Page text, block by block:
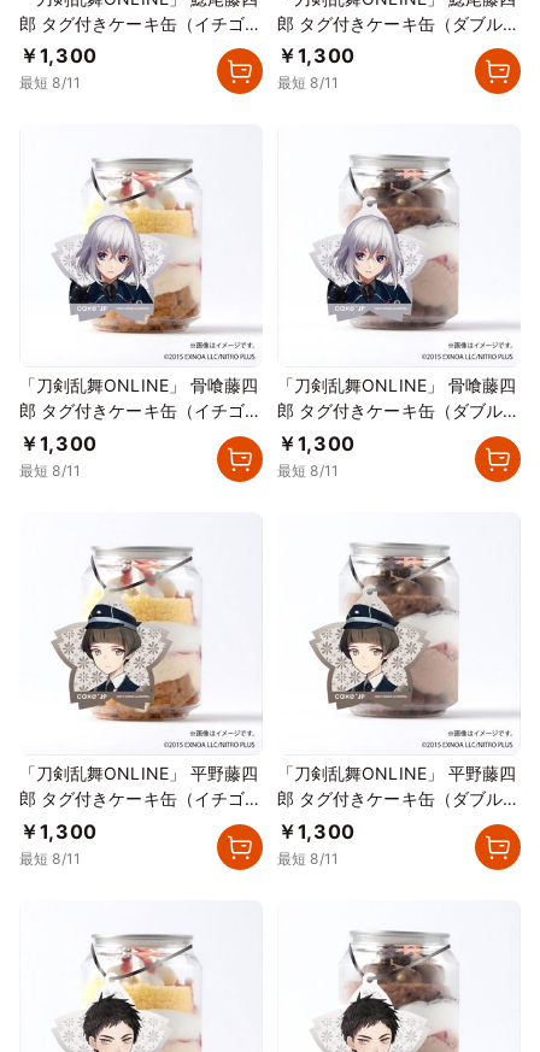
郎 タグ付きケーキ缶（イチゴカ
スタード）
￥1,300
最短 8/11
郎 タグ付きケーキ缶（ダブルチ
ョコレート）
￥1,300
最短 8/11
「刀剣乱舞ONLINE」 骨喰藤四
郎 タグ付きケーキ缶（イチゴカ
スタード）
￥1,300
最短 8/11
「刀剣乱舞ONLINE」 骨喰藤四
郎 タグ付きケーキ缶（ダブルチ
ョコレート）
￥1,300
最短 8/11
「刀剣乱舞ONLINE」 平野藤四
郎 タグ付きケーキ缶（イチゴカ
スタード）
￥1,300
最短 8/11
「刀剣乱舞ONLINE」 平野藤四
郎 タグ付きケーキ缶（ダブルチ
ョコレート）
￥1,300
最短 8/11